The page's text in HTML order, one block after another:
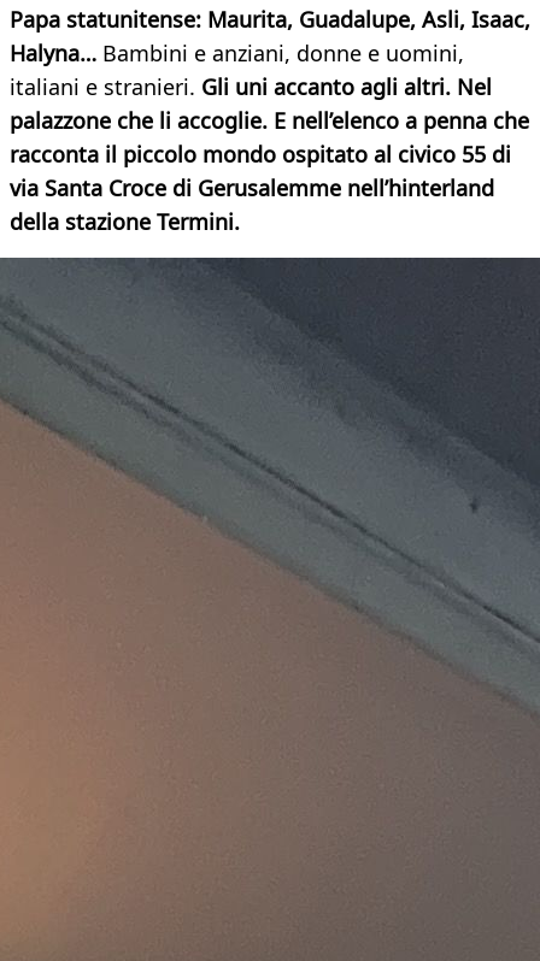
Papa statunitense: Maurita, Guadalupe, Asli, Isaac,
Halyna… Bambini e anziani, donne e uomini,
italiani e stranieri. Gli uni accanto agli altri. Nel
palazzone che li accoglie. E nell’elenco a penna che
racconta il piccolo mondo ospitato al civico 55 di
via Santa Croce di Gerusalemme nell’hinterland
della stazione Termini.